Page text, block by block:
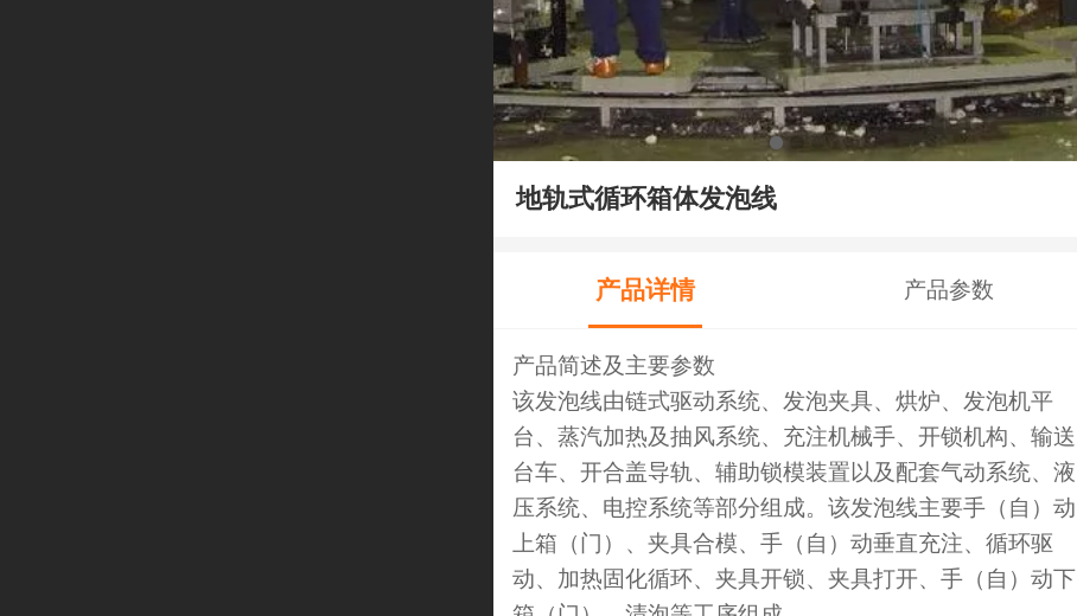
地轨式循环箱体发泡线
产品详情 产品参数
产品简述及主要参数
该发泡线由链式驱动系统、发泡夹具、烘炉、发泡机平
台、蒸汽加热及抽风系统、充注机械手、开锁机构、输送
台车、开合盖导轨、辅助锁模装置以及配套气动系统、液
压系统、电控系统等部分组成。该发泡线主要手（自）动
上箱（门）、夹具合模、手（自）动垂直充注、循环驱
动、加热固化循环、夹具开锁、夹具打开、手（自）动下